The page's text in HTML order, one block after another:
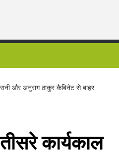
और अनुराग ठाकुर कैबिनेट से बाहर
कार्यकाल